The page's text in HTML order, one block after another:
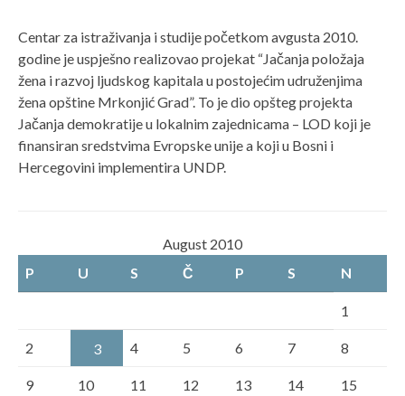
Centar za istraživanja i studije početkom avgusta 2010.
godine je uspješno realizovao projekat “Jačanja položaja
žena i razvoj ljudskog kapitala u postojećim udruženjima
žena opštine Mrkonjić Grad”. To je dio opšteg projekta
Jačanja demokratije u lokalnim zajednicama – LOD koji je
finansiran sredstvima Evropske unije a koji u Bosni i
Hercegovini implementira UNDP.
August 2010
P
U S Č P S N
1
2 3 4 5 6 7 8
9 10 11 12 13 14 15